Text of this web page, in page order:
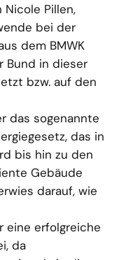
Pillen,
bei der
dem BMWK
Bund in dieser
bzw. auf den
das sogenannte
das in
bis hin zu den
Gebäude
darauf, wie
eine erfolgreiche
da